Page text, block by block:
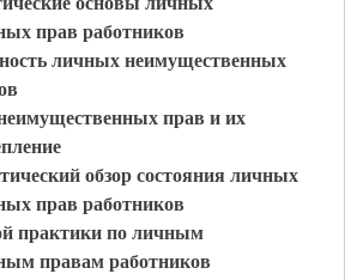
прав работников
личных неимущественных
прав и их
обзор состояния личных
прав работников
практики по личным
правам работников